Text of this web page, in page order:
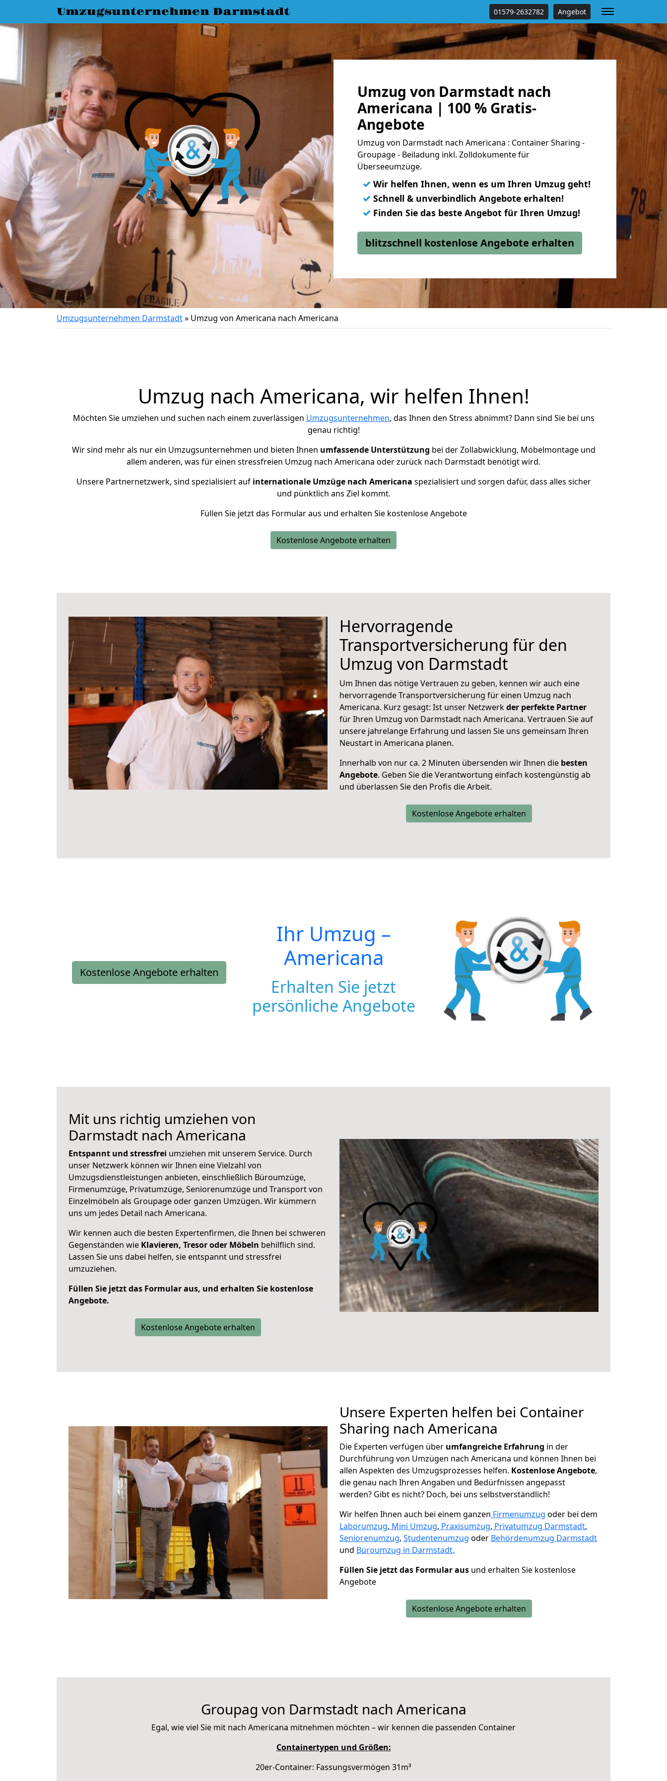
Umzugsunternehmen Darmstadt 01579-2632782 Angebot
Umzug von Darmstadt nach
Americana | 100 % Gratis-
Angebote
Umzug von Darmstadt nach Americana : Container Sharing -
Groupage - Beiladung inkl. Zolldokumente für
Überseeumzüge.
✓ Wir helfen Ihnen, wenn es um Ihren Umzug geht!
✓ Schnell & unverbindlich Angebote erhalten!
✓ Finden Sie das beste Angebot für Ihren Umzug!
blitzschnell kostenlose Angebote erhalten
Umzugsunternehmen Darmstadt» Umzug von Americana nach Americana
Umzug nach Americana, wir helfen Ihnen!
Möchten Sie umziehen und suchen nach einem zuverlässigen Umzugsunternehmen, das Ihnen den Stress abnimmt? Dann sind Sie bei uns
genau richtig!
Wir sind mehr als nur ein Umzugsunternehmen und bieten Ihnen umfassende Unterstützung bei der Zollabwicklung, Möbelmontage und
allem anderen, was für einen stressfreien Umzug nach Americana oder zurück nach Darmstadt benötigt wird.
Unsere Partnernetzwerk, sind spezialisiert auf internationale Umzüge nach Americana spezialisiert und sorgen dafür, dass alles sicher
und pünktlich ans Ziel kommt.
Füllen Sie jetzt das Formular aus und erhalten Sie kostenlose Angebote
Kostenlose Angebote erhalten
Hervorragende
Transportversicherung für den
Umzug von Darmstadt
Um Ihnen das nötige Vertrauen zu geben, kennen wir auch eine
hervorragende Transportversicherung für einen Umzug nach
Americana. Kurz gesagt: Ist unser Netzwerkder perfekte Partner
für Ihren Umzug von Darmstadt nach Americana. Vertrauen Sie auf
unsere jahrelange Erfahrung und lassen Sie uns gemeinsam Ihren
Neustart in Americana planen.
Innerhalb von nur ca. 2 Minuten übersenden wir Ihnen die besten
Angebote. Geben Sie die Verantwortung einfach kostengünstig ab
und überlassen Sie den Profis die Arbeit.
Kostenlose Angebote erhalten
Kostenlose Angebote erhalten
Ihr Umzug –
Americana
Erhalten Sie jetzt
persönliche Angebote
Mit uns richtig umziehen von
Darmstadt nach Americana
Entspannt und stressfrei umziehen mit unserem Service. Durch
unser Netzwerk können wir Ihnen eine Vielzahl von
Umzugsdienstleistungen anbieten, einschließlich Büroumzüge,
Firmenumzüge, Privatumzüge, Seniorenumzüge und Transport von
Einzelmöbeln als Groupage oder ganzen Umzügen. Wir kümmern
uns um jedes Detail nach Americana.
Wir kennen auch die besten Expertenfirmen, die Ihnen bei schweren
Gegenständen wie Klavieren, Tresor oder Möbeln behilflich sind.
Lassen Sie uns dabei helfen, sie entspannt und stressfrei
umzuziehen.
Füllen Sie jetzt das Formular aus, und erhalten Sie kostenlose
Angebote.
Kostenlose Angebote erhalten
Unsere Experten helfen bei Container
Sharing nach Americana
Die Experten verfügen über umfangreiche Erfahrung in der
Durchführung von Umzügen nach Americana und können Ihnen bei
allen Aspekten des Umzugsprozesses helfen. Kostenlose Angebote,
die genau nach Ihren Angaben und Bedürfnissen angepasst
werden? Gibt es nicht? Doch, bei uns selbstverständlich!
Wir helfen Ihnen auch bei einem ganzen Firmenumzug oder bei dem
Laborumzug, Mini Umzug, Praxisumzug, Privatumzug Darmstadt,
Seniorenumzug, Studentenumzug oder Behördenumzug Darmstadt
und Büroumzug in Darmstadt.
Füllen Sie jetzt das Formular aus und erhalten Sie kostenlose
Angebote
Kostenlose Angebote erhalten
Groupag von Darmstadt nach Americana
Egal, wie viel Sie mit nach Americana mitnehmen möchten – wir kennen die passenden Container
Containertypen und Größen:
20er-Container: Fassungsvermögen 31m³